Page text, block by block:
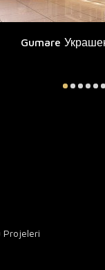
Gumare
Projeleri